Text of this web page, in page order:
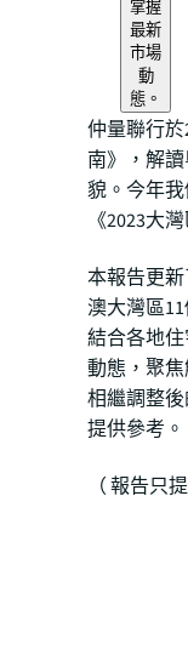
掌握
最新
市場
動
態。
仲量聯行
南》，解
貌。今年
《2023大
本報告更
澳大灣區
結合各地
動態，聚
相繼調整
提供參考。
（ 報告只